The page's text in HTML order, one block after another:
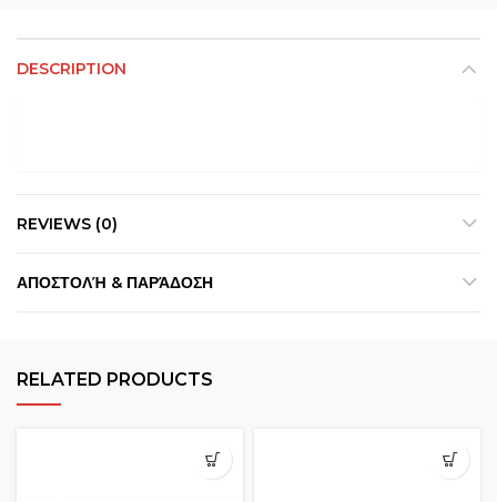
DESCRIPTION
REVIEWS (0)
ΑΠΟΣΤΟΛΉ & ΠΑΡΆΔΟΣΗ
RELATED PRODUCTS